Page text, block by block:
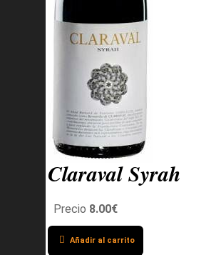
Claraval Syrah
Precio 8.00€
Añadir al carrito